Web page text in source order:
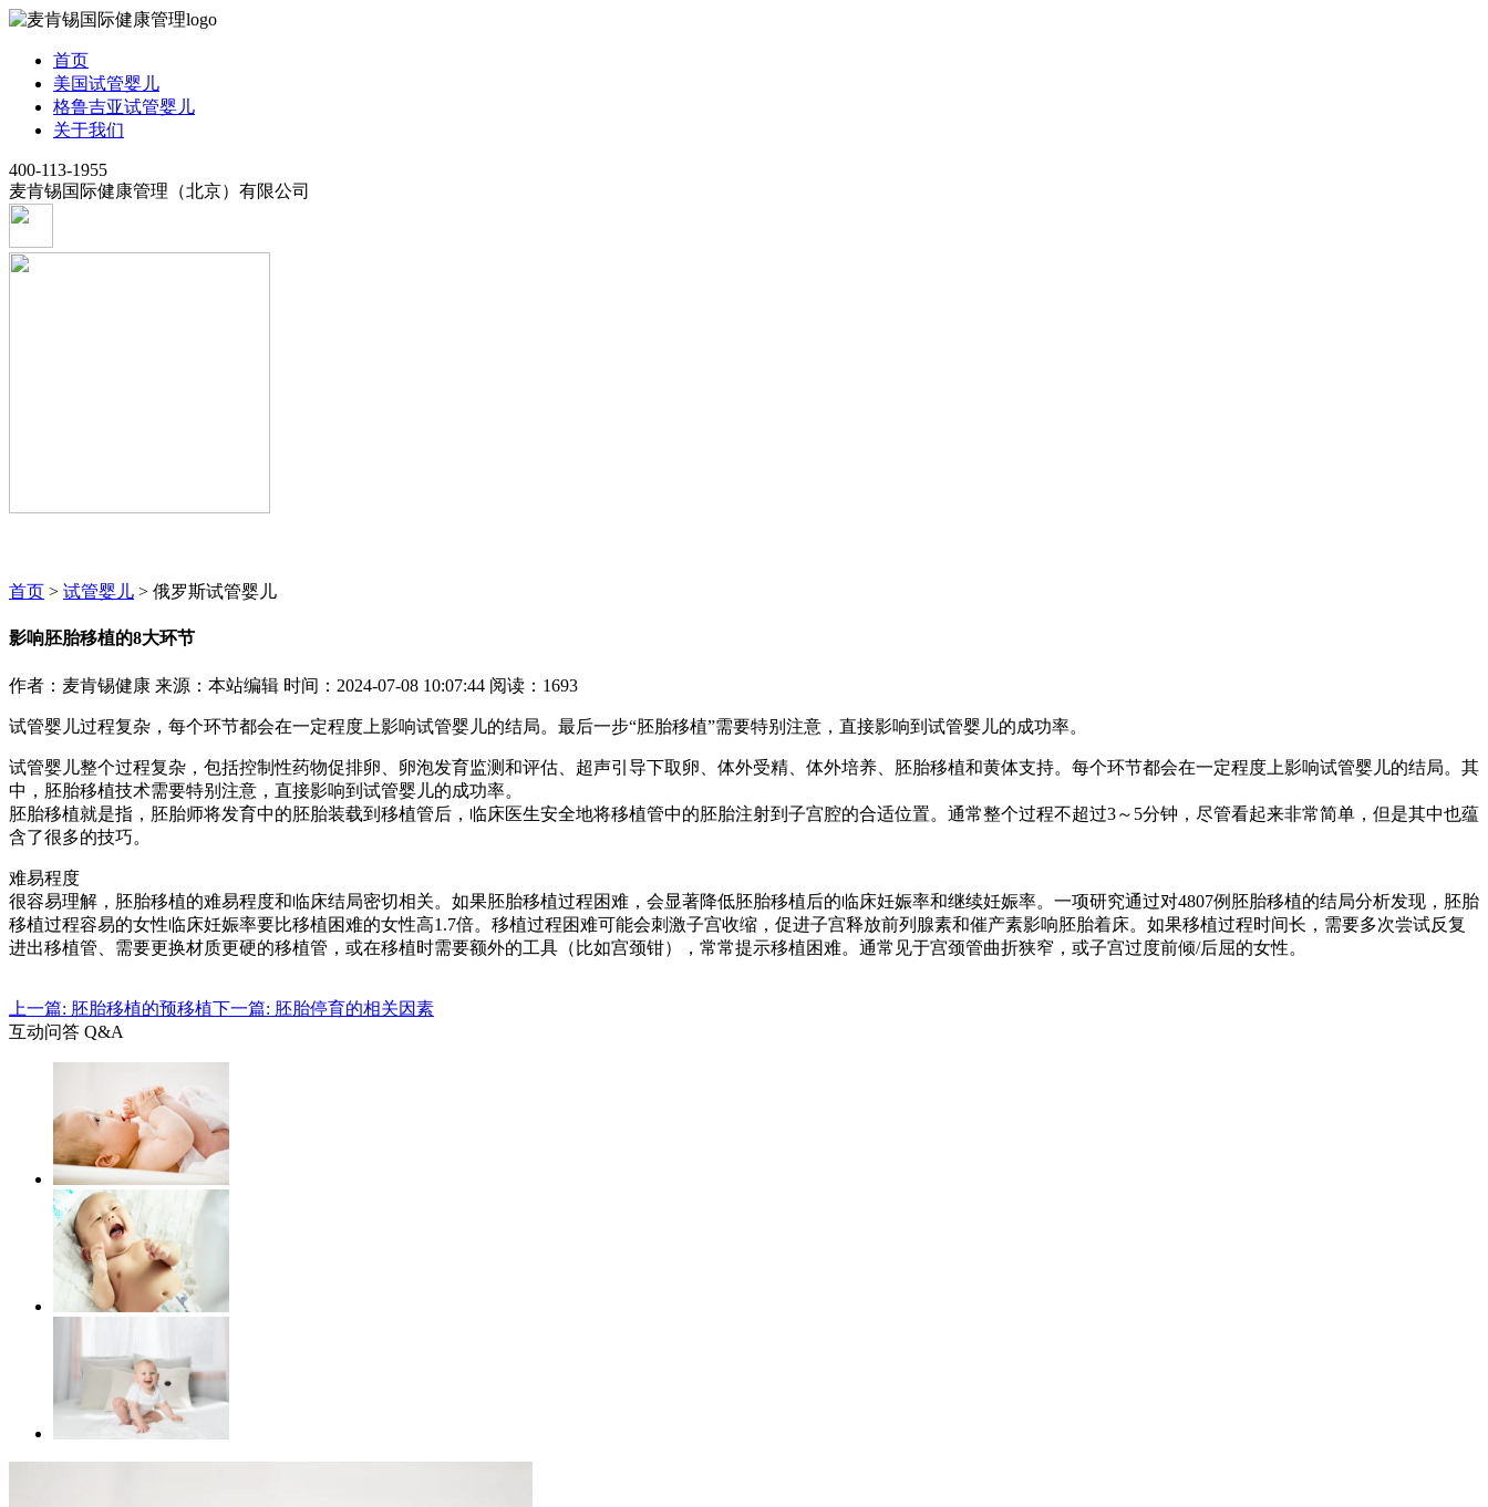
首页
美国试管婴儿
格鲁吉亚试管婴儿
关于我们
400-113-1955
麦肯锡国际健康管理（北京）有限公司
首页 > 试管婴儿 > 俄罗斯试管婴儿
影响胚胎移植的8大环节
作者：麦肯锡健康 来源：本站编辑 时间：2024-07-08 10:07:44 阅读：1693
试管婴儿过程复杂，每个环节都会在一定程度上影响试管婴儿的结局。最后一步“胚胎移植”需要特别注意，直接影响到试管婴儿的成功率。
试管婴儿整个过程复杂，包括控制性药物促排卵、卵泡发育监测和评估、超声引导下取卵、体外受精、体外培养、胚胎移植和黄体支持。每个环节都会在一定程度上影响试管婴儿的结局。其
中，胚胎移植技术需要特别注意，直接影响到试管婴儿的成功率。
胚胎移植就是指，胚胎师将发育中的胚胎装载到移植管后，临床医生安全地将移植管中的胚胎注射到子宫腔的合适位置。通常整个过程不超过3～5分钟，尽管看起来非常简单，但是其中也蕴
含了很多的技巧。
难易程度
很容易理解，胚胎移植的难易程度和临床结局密切相关。如果胚胎移植过程困难，会显著降低胚胎移植后的临床妊娠率和继续妊娠率。一项研究通过对4807例胚胎移植的结局分析发现，胚胎
移植过程容易的女性临床妊娠率要比移植困难的女性高1.7倍。移植过程困难可能会刺激子宫收缩，促进子宫释放前列腺素和催产素影响胚胎着床。如果移植过程时间长，需要多次尝试反复
进出移植管、需要更换材质更硬的移植管，或在移植时需要额外的工具（比如宫颈钳），常常提示移植困难。通常见于宫颈管曲折狭窄，或子宫过度前倾/后屈的女性。
上一篇: 胚胎移植的预移植下一篇: 胚胎停育的相关因素
互动问答 Q&A